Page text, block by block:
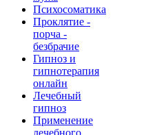
Психосоматика
Проклятие -
порча -
безбрачие
Гипноз и
гипнотерапия
онлайн
Лечебный
гипноз
Применение
лечебного